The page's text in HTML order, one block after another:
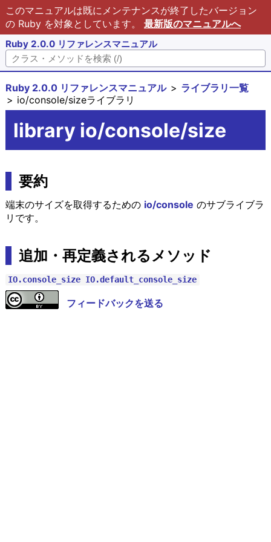
このマニュアルは既にメンテナンスが終了したバージョン
の Ruby を対象としています。 最新版のマニュアルへ
Ruby 2.0.0 リファレンスマニュアル
Ruby 2.0.0 リファレンスマニュアル
ライブラリ一覧
io/console/sizeライブラリ
library io/console/size
要約
端末のサイズを取得するための io/console のサブライブラ
リです。
追加・再定義されるメソッド
IO.console_size IO.default_console_size
フィードバックを送る